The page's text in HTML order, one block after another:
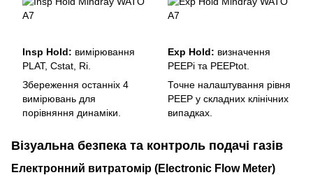
Insp Hold: вимірювання
PLAT, Cstat, Ri.
Збереження останніх 4
вимірювань для
порівняння динаміки.
Exp Hold: визначення
PEEPi та PEEPtot.
Точне налаштування рівня
PEEP у складних клінічних
випадках.
Візуальна безпека та контроль подачі газів
Електронний витратомір (Electronic Flow Meter)